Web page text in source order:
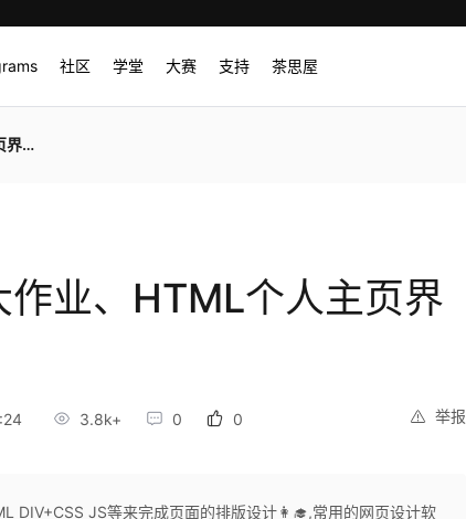
社区 学堂 大赛 支持 茶思屋
码
业、HTML个人主页界
举报
3.8k+ 0 0
DIV+CSS JS等来完成页面的排版设计👩‍🎓,常用的网页设计软